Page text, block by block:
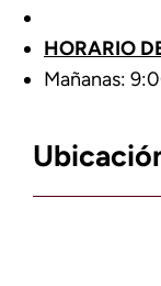
HORARIO
Mañanas: